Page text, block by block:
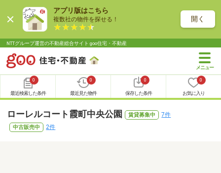
アプリ版はこちら
複数社の物件を探せる！ 開く
NTTグループ運営の不動産総合サイト goo住宅・不動産
0
最近検索した条件
0
最近見た物件
0
保存した条件
0
お気に入り
ローレルコート霞町中央公園 賃貸募集中 7件
中古販売中 2件